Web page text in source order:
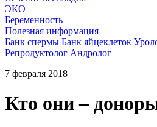
ЭКО
Беременность
Полезная информация
Банк спермы Банк яйцеклеток
Репродуктолог Андролог
7 февраля 2018
Кто они –